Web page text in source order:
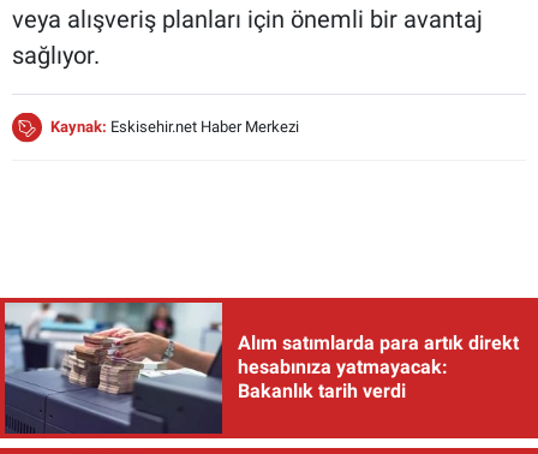
veya alışveriş planları için önemli bir avantaj
sağlıyor.
Kaynak: Eskisehir.net Haber Merkezi
Alım satımlarda para artık direkt
hesabınıza yatmayacak:
Bakanlık tarih verdi